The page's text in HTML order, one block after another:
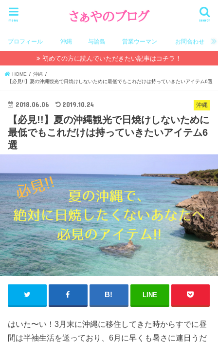
search
menu
プロフィール 沖縄 与論島 営業ウーマン お問合わせ
初めての方に読んでいただきたい記事はコチラ！
HOME
沖縄
【必見!!】夏の沖縄観光で日焼けしないために最低でもこれだけは持っていきたいアイテム6選
沖縄
2018.06.06 2019.10.24
【必見!!】夏の沖縄観光で日焼けしないために
最低でもこれだけは持っていきたいアイテム6
選
LINE
はいた〜い！3月末に沖縄に移住してきた時からすでに昼
間は半袖生活を送っており、6月に早くも暑さに連日うだ